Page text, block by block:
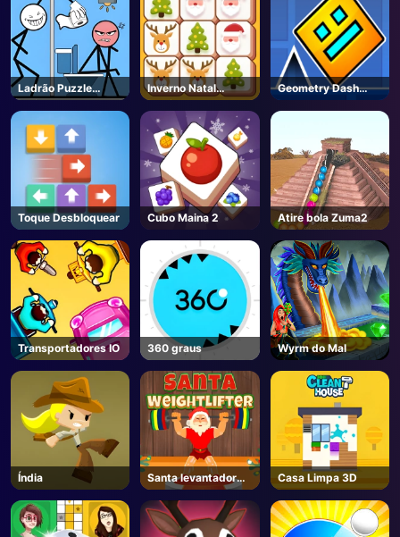
Ladrão Puzzle
Online
Inverno Natal
Mahjong
Geometry Dash
Unblocked
Toque Desbloquear Cubo Maina 2 Atire bola Zuma2
Transportadores IO 360 graus Wyrm do Mal
Índia
Santa levantador
de peso
Casa Limpa 3D